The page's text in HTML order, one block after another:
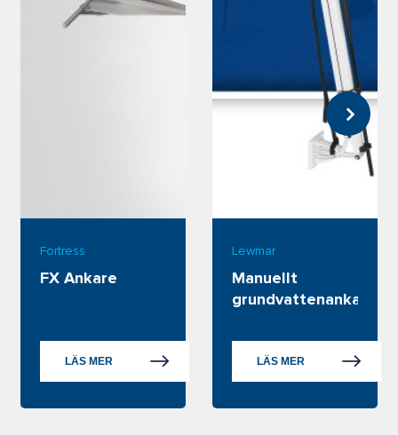
Fortress
FX Ankare
LÄS MER
Lewmar
Manuellt
grundvattenankare
LÄS MER